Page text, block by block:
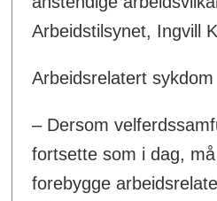
Arbeidstilsynet, Ingvill
Arbeidsrelatert
– Dersom
fortsette som i dag,
forebygge